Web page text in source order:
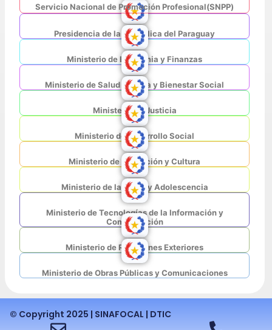
Servicio Nacional de Promoción Profesional(SNPP)
Presidencia de la República del Paraguay
Ministerio de Economia y Finanzas
Ministerio de Salud Pública y Bienestar Social
Ministerio de Justicia
Ministerio de Desarrollo Social
Ministerio de Educación y Cultura
Ministerio de la Niñez y Adolescencia
Ministerio de Tecnologías de la Información y
Comunicación
Ministerio de Relaciones Exteriores
Ministerio de Obras Públicas y Comunicaciones
© Copyright 2025 | SINAFOCAL | DTIC